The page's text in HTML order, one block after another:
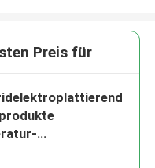
Preis für